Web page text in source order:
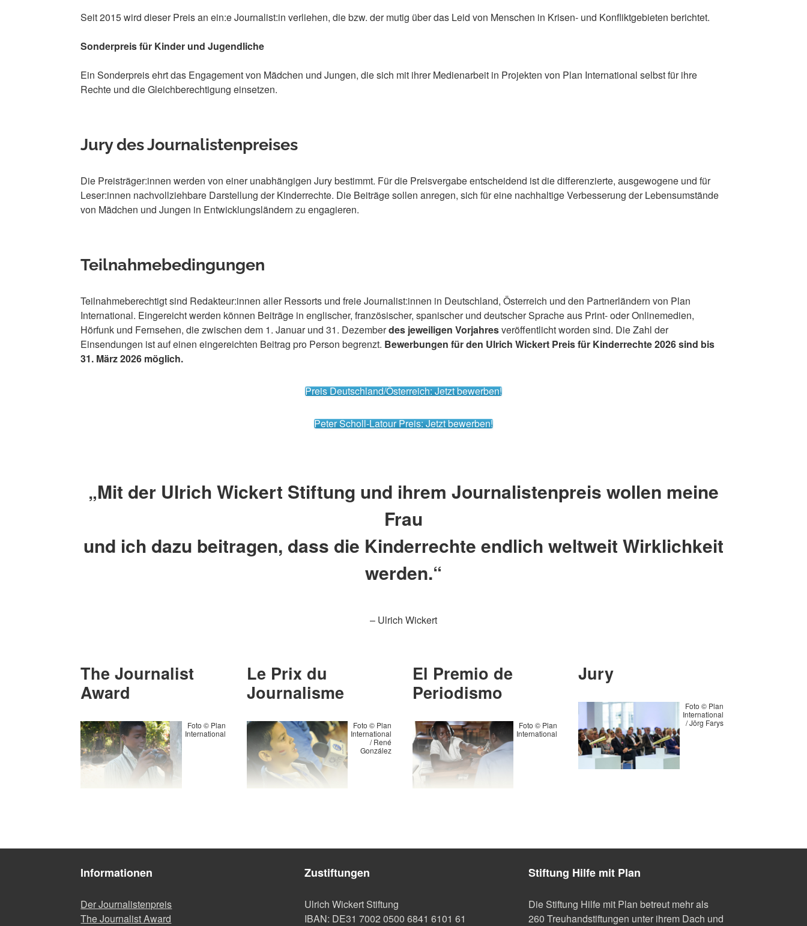
Seit 2015 wird dieser Preis an ein:e Journalist:in verliehen, die bzw. der mutig über das Leid von Menschen in Krisen- und Konfliktgebieten berichtet.
Sonderpreis für Kinder und Jugendliche
Ein Sonderpreis ehrt das Engagement von Mädchen und Jungen, die sich mit ihrer Medienarbeit in Projekten von Plan International selbst für ihre
Rechte und die Gleichberechtigung einsetzen.
Jury des Journalistenpreises
Die Preisträger:innen werden von einer unabhängigen Jury bestimmt. Für die Preisvergabe entscheidend ist die differenzierte, ausgewogene und für
Leser:innen nachvollziehbare Darstellung der Kinderrechte. Die Beiträge sollen anregen, sich für eine nachhaltige Verbesserung der Lebensumstände
von Mädchen und Jungen in Entwicklungsländern zu engagieren.
Teilnahmebedingungen
Teilnahmeberechtigt sind Redakteur:innen aller Ressorts und freie Journalist:innen in Deutschland, Österreich und den Partnerländern von Plan
International. Eingereicht werden können Beiträge in englischer, französischer, spanischer und deutscher Sprache aus Print- oder Onlinemedien,
Hörfunk und Fernsehen, die zwischen dem 1. Januar und 31. Dezemberdes jeweiligen Vorjahresveröffentlicht worden sind. Die Zahl der
Einsendungen ist auf einen eingereichten Beitrag pro Person begrenzt. Bewerbungen für den Ulrich Wickert Preis für Kinderrechte 2026 sind bis
31. März 2026 möglich.
Preis Deutschland/Österreich: Jetzt bewerben!
Peter Scholl-Latour Preis: Jetzt bewerben!
„Mit der Ulrich Wickert Stiftung und ihrem Journalistenpreis wollen meine
Frau
und ich dazu beitragen, dass die Kinderrechte endlich weltweit Wirklichkeit
werden.“
– Ulrich Wickert
The Journalist
Award
Foto © Plan
International
Le Prix du
Journalisme
Foto © Plan
International
/ René
González
El Premio de
Periodismo
Foto © Plan
International
Jury
Foto © Plan
International
/ Jörg Farys
Informationen
Der Journalistenpreis
The Journalist Award
Zustiftungen
Ulrich Wickert Stiftung
IBAN: DE31 7002 0500 6841 6101 61
Stiftung Hilfe mit Plan
Die Stiftung Hilfe mit Plan betreut mehr als
260 Treuhandstiftungen unter ihrem Dach und